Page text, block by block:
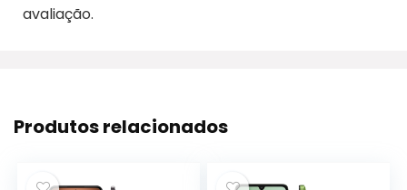
avaliação.
Produtos relacionados